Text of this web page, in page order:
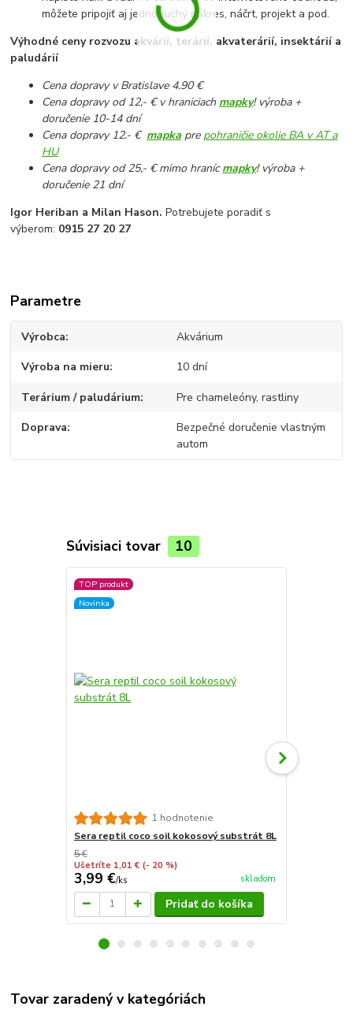
môžete pripojiť aj jednoduchý nákres, náčrt, projekt a pod.
Výhodné ceny rozvozu akvárií, terárií, akvaterárií, insektárií a
paludárií
Cena dopravy v Bratislave 4.90 €
Cena dopravy od 12,- € v hraniciach mapky! výroba +
doručenie 10-14 dní
Cena dopravy 12.- € mapka pre pohraničie okolie BA v AT a
HU
Cena dopravy od 25,- € mimo hranícmapky! výroba +
doručenie 21 dní
Igor Heriban a Milan Hason.Potrebujete poradiť s
výberom: 0915 27 20 27
Parametre
Výrobca Akvárium
Výroba na mieru 10 dní
Terárium / paludárium Pre chameleóny, rastliny
Doprava
Bezpečné doručenie vlastným
autom
Súvisiaci tovar 10
TOP produkt
Novinka
1 hodnotenie
Sera reptil coco soil kokosový substrát 8L
5 €
Ušetríte 1,01 € (- 20 %)
3,99 €/ks skladom
Pridať do košíka
Tovar zaradený v kategóriách